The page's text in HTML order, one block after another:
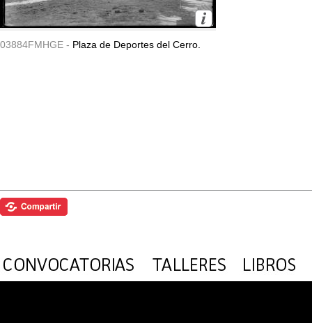
03884FMHGE - Plaza de Deportes del Cerro.